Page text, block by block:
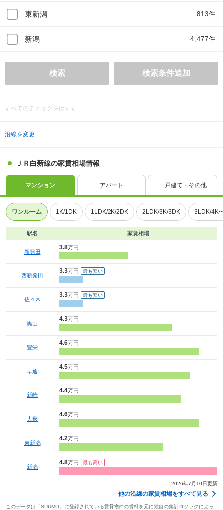
東新潟 813件
新潟 4,477件
検索 検索条件追加
すべてのチェックをはずす
沿線を変更
ＪＲ白新線の家賃相場情報
マンション アパート 一戸建て・その他
ワンルーム 1K/1DK 1LDK/2K/2DK 2LDK/3K/3DK 3LDK/4K
駅名 家賃相場
新発田
3.8万円
西新発田
3.3万円
佐々木
3.3万円
黒山
4.3万円
豊栄
4.6万円
早通
4.5万円
新崎
4.4万円
大形
4.6万円
東新潟
4.2万円
新潟
4.8万円
2026年7月10日更新
他の沿線の家賃相場をすべて見る
このデータは「SUUMO」に登録されている賃貸物件の賃料を元に独自の集計ロジックによっ